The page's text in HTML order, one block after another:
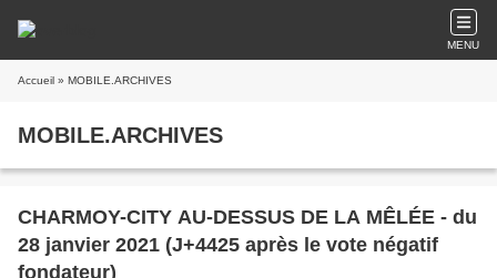
MENU
Accueil » MOBILE.ARCHIVES
MOBILE.ARCHIVES
CHARMOY-CITY AU-DESSUS DE LA MÊLÉE - du
28 janvier 2021 (J+4425 après le vote négatif
fondateur)